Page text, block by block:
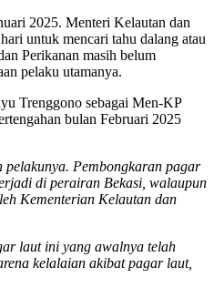
2025. Menteri Kelautan dan
untuk mencari tahu dalang atau
Perikanan masih belum
pelaku utamanya.
Trenggono sebagai Men-KP
bulan Februari 2025
Pembongkaran pagar
di perairan Bekasi, walaupun
Kementerian Kelautan dan
laut ini yang awalnya telah
kelalaian akibat pagar laut,